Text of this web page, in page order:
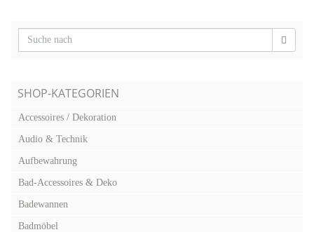
SHOP-KATEGORIEN
Accessoires / Dekoration
Audio & Technik
Aufbewahrung
Bad-Accessoires & Deko
Badewannen
Badmöbel